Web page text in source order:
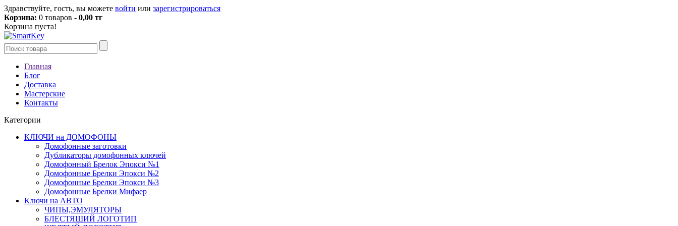
Здравствуйте, гость, вы можете войти или зарегистрироваться
Корзина: 0 товаров - 0,00 тг
Корзина пуста!
Главная
Блог
Доставка
Мастерские
Контакты
Категории
КЛЮЧИ на ДОМОФОНЫ
Домофонные заготовки
Дубликаторы домофонных ключей
Домофонный Брелок Эпокси №1
Домофонные Брелки Эпокси №2
Домофонные Брелки Эпокси №3
Домофонные Брелки Мифаер
Ключи на АВТО
ЧИПЫ,ЭМУЛЯТОРЫ
БЛЕСТЯШИЙ ЛОГОТИП